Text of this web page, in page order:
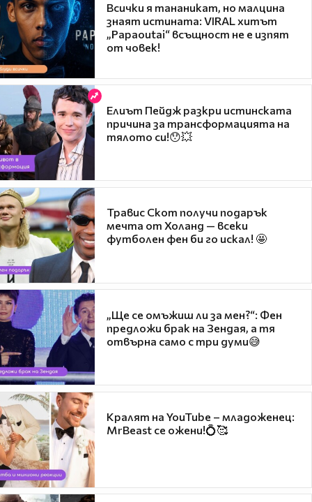
Всички я тананикат, но малцина
знаят истината: VIRAL хитът
„Papaoutai“ всъщност не е изпят
от човек!
Елиът Пейдж разкри истинската
причина за трансформацията на
тялото си!😯💥
Травис Скот получи подарък
мечта от Холанд — всеки
футболен фен би го искал! 🤩
„Ще се омъжиш ли за мен?“: Фен
предложи брак на Зендая, а тя
отвърна само с три думи😅
Кралят на YouTube – младоженец:
MrBeast се ожени!💍🥰